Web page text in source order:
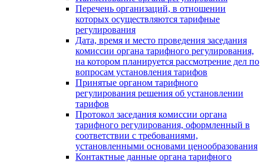
Перечень организаций, в отношении
которых осуществляются тарифные
регулирования
Дата, время и место проведения заседания
комиссии органа тарифного регулирования,
на котором планируется рассмотрение дел по
вопросам установления тарифов
Принятые органом тарифного
регулирования решения об установлении
тарифов
Протокол заседания комиссии органа
тарифного регулирования, оформленный в
соответствии с требованиями,
установленными основами ценообразования
Контактные данные органа тарифного